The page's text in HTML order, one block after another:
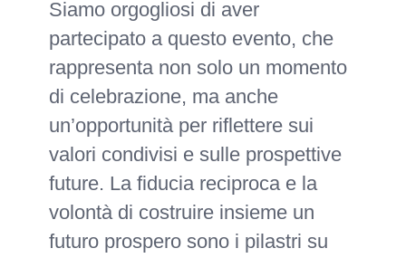
Siamo orgogliosi di aver
partecipato a questo evento, che
rappresenta non solo un momento
di celebrazione, ma anche
un’opportunità per riflettere sui
valori condivisi e sulle prospettive
future. La fiducia reciproca e la
volontà di costruire insieme un
futuro prospero sono i pilastri su